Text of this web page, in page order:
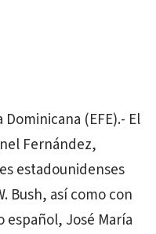
Dominicana (EFE).- El
Fernández,
estadounidenses
Bush, así como con
José María